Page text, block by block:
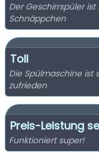
Der Geschirrspüler
Schnäppchen
Toll
Die Spülmaschine ist
zufrieden
Preis-Leistung
Funktioniert super!